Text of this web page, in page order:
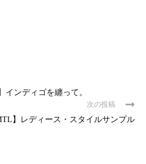
インディゴを纏って。
次の投稿
】レディース・スタイルサンプル